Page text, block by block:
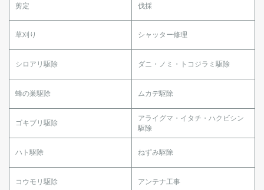
剪定 伐採
草刈り シャッター修理
シロアリ駆除 ダニ・ノミ・トコジラミ駆除
蜂の巣駆除 ムカデ駆除
ゴキブリ駆除
アライグマ・イタチ・ハクビシン
駆除
ハト駆除 ねずみ駆除
コウモリ駆除 アンテナ工事